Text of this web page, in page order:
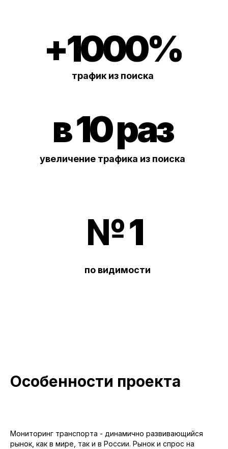
+1000%
трафик из поиска
в 10 раз
№ 1
увеличение трафика из поиска
по видимости
Особенности проекта
Мониторинг транспорта - динамично развивающийся
рынок, как в мире, так и в России. Рынок и спрос на